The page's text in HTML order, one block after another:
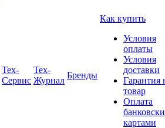
Tex-
Сервис
Тех-
Журнал
Бренды
Как купить
Условия
оплаты
Условия
доставки
Гарантия
товар
Оплата
картами